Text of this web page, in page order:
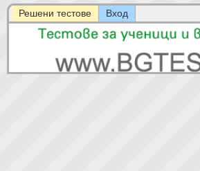
Решени тестове Вход